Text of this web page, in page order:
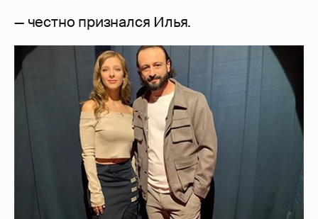
— честно признался Илья.